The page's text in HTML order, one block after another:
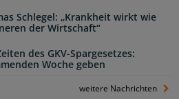
Schlegel: „Krankheit wirkt wie
der Wirtschaft“
des GKV-Spargesetzes:
Woche geben
weitere Nachrichten